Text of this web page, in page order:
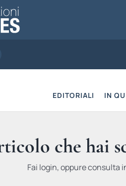
EDITORIALI IN
che hai
Fai login, oppure consulta